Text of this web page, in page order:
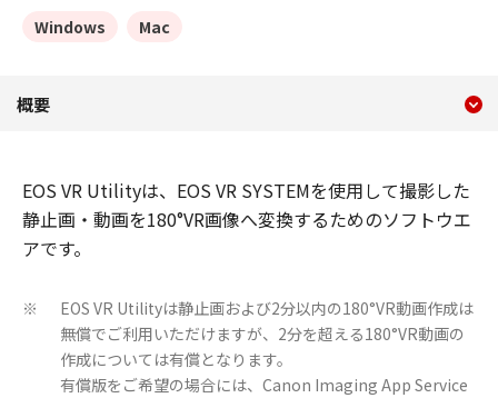
Windows Mac
現在のコンテンツ
概要
EOS VR Utilityは、EOS VR SYSTEMを使用して撮影した
静止画・動画を180°VR画像へ変換するためのソフトウエ
アです。
※
EOS VR Utilityは静止画および2分以内の180°VR動画作成は
無償でご利用いただけますが、2分を超える180°VR動画の
作成については有償となります。
有償版をご希望の場合には、Canon Imaging App Service